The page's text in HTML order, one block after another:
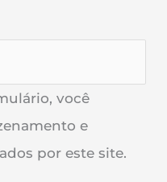
você
e
por este site.